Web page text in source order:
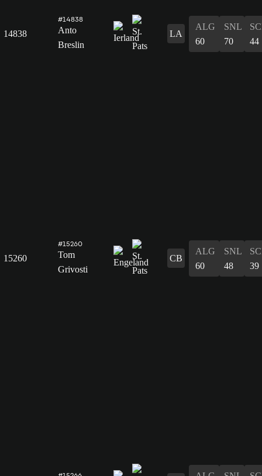
14838
#14838
Anto
Breslin
LA
ALG
60
SNL
70
44
15260
#15260
Tom
Grivosti
CB
ALG
60
SNL
48
39